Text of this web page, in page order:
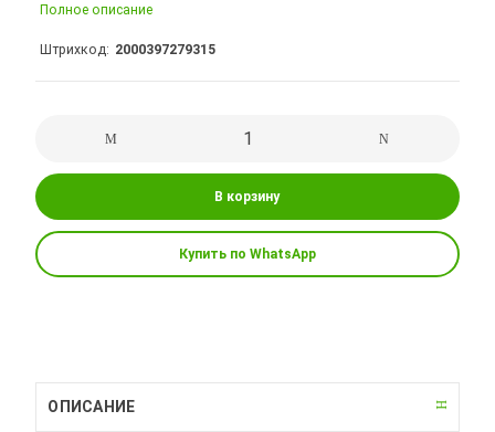
Полное описание
Штрихкод 2000397279315
В корзину
Купить по WhatsApp
ОПИСАНИЕ